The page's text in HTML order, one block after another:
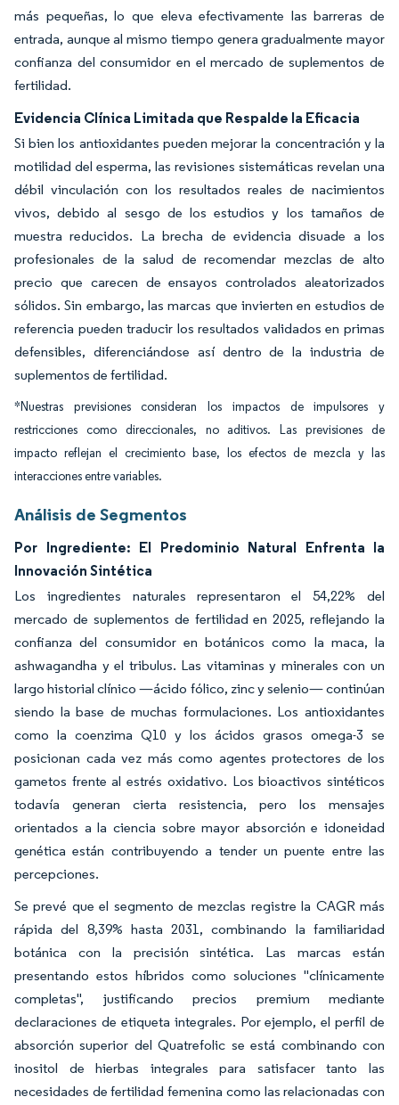
más pequeñas, lo que eleva efectivamente las barreras de
entrada, aunque al mismo tiempo genera gradualmente mayor
confianza del consumidor en el mercado de suplementos de
fertilidad.
Evidencia Clínica Limitada que Respalde la Eficacia
Si bien los antioxidantes pueden mejorar la concentración y la
motilidad del esperma, las revisiones sistemáticas revelan una
débil vinculación con los resultados reales de nacimientos
vivos, debido al sesgo de los estudios y los tamaños de
muestra reducidos. La brecha de evidencia disuade a los
profesionales de la salud de recomendar mezclas de alto
precio que carecen de ensayos controlados aleatorizados
sólidos. Sin embargo, las marcas que invierten en estudios de
referencia pueden traducir los resultados validados en primas
defensibles, diferenciándose así dentro de la industria de
suplementos de fertilidad.
*Nuestras previsiones consideran los impactos de impulsores y
restricciones como direccionales, no aditivos. Las previsiones de
impacto reflejan el crecimiento base, los efectos de mezcla y las
interacciones entre variables.
Análisis de Segmentos
Por Ingrediente: El Predominio Natural Enfrenta la
Innovación Sintética
Los ingredientes naturales representaron el 54,22% del
mercado de suplementos de fertilidad en 2025, reflejando la
confianza del consumidor en botánicos como la maca, la
ashwagandha y el tribulus. Las vitaminas y minerales con un
largo historial clínico —ácido fólico, zinc y selenio— continúan
siendo la base de muchas formulaciones. Los antioxidantes
como la coenzima Q10 y los ácidos grasos omega-3 se
posicionan cada vez más como agentes protectores de los
gametos frente al estrés oxidativo. Los bioactivos sintéticos
todavía generan cierta resistencia, pero los mensajes
orientados a la ciencia sobre mayor absorción e idoneidad
genética están contribuyendo a tender un puente entre las
percepciones.
Se prevé que el segmento de mezclas registre la CAGR más
rápida del 8,39% hasta 2031, combinando la familiaridad
botánica con la precisión sintética. Las marcas están
presentando estos híbridos como soluciones "clínicamente
completas", justificando precios premium mediante
declaraciones de etiqueta integrales. Por ejemplo, el perfil de
absorción superior del Quatrefolic se está combinando con
inositol de hierbas integrales para satisfacer tanto las
necesidades de fertilidad femenina como las relacionadas con